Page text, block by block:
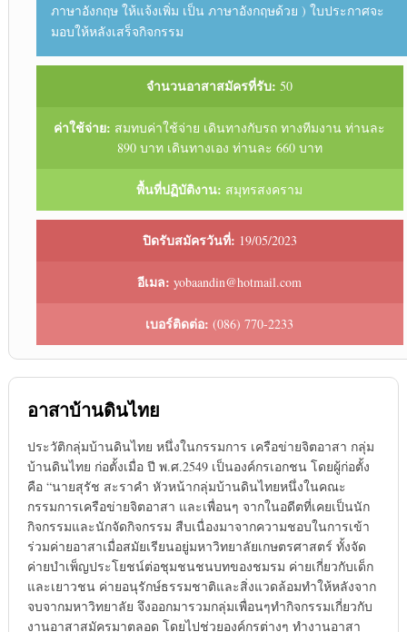
ภาษาอังกฤษ ให้แจ้งเพิ่ม เป็น ภาษาอังกฤษด้วย ) ใบประกาศจะ
มอบให้หลังเสร็จกิจกรรม
จำนวนอาสาสมัครที่รับ: 50
ค่าใช้จ่าย: สมทบค่าใช้จ่าย เดินทางกับรถ ทางทีมงาน ท่านละ
890 บาท เดินทางเอง ท่านละ 660 บาท
พื้นที่ปฏิบัติงาน: สมุทรสงคราม
ปิดรับสมัครวันที่: 19/05/2023
อีเมล: yobaandin@hotmail.com
เบอร์ติดต่อ: (086) 770-2233
อาสาบ้านดินไทย
ประวัติกลุ่มบ้านดินไทย หนึ่งในกรรมการ เครือข่ายจิตอาสา กลุ่ม
บ้านดินไทย ก่อตั้งเมื่อ ปี พ.ศ.2549 เป็นองค์กรเอกชน โดยผู้ก่อตั้ง
คือ “นายสุรัช สะราคำ หัวหน้ากลุ่มบ้านดินไทยหนึ่งในคณะ
กรรมการเครือข่ายจิตอาสา และเพื่อนๆ จากในอดีตที่เคยเป็นนัก
กิจกรรมและนักจัดกิจกรรม สืบเนื่องมาจากความชอบในการเข้า
ร่วมค่ายอาสาเมื่อสมัยเรียนอยู่มหาวิทยาลัยเกษตรศาสตร์ ทั้งจัด
ค่ายบำเพ็ญประโยชน์ต่อชุมชนชนบทของชมรม ค่ายเกี่ยวกับเด็ก
และเยาวชน ค่ายอนุรักษ์ธรรมชาติและสิ่งแวดล้อมทำให้หลังจาก
จบจากมหาวิทยาลัย จึงออกมารวมกลุ่มเพื่อนๆทำกิจกรรมเกี่ยวกับ
งานอาสาสมัครมาตลอด โดยไปช่วยองค์กรต่างๆ ทำงานอาสา